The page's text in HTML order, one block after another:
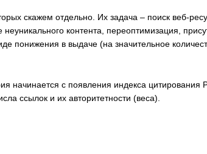
скажем отдельно. Их задача – поиск веб-
контента, переоптимизация,
понижения в выдаче (на значительное
начинается с появления индекса
ссылок и их авторитетности (веса).